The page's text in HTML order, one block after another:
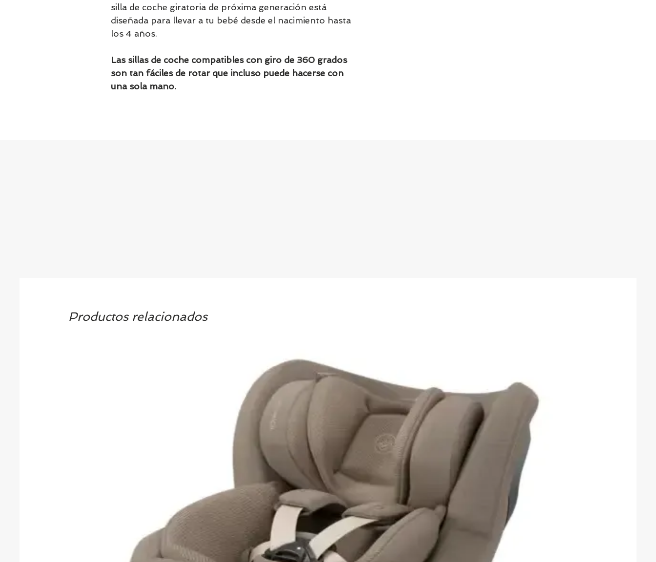
silla de coche giratoria de próxima generación está
diseñada para llevar a tu bebé desde el nacimiento hasta
los 4 años.
Las sillas de coche compatibles con giro de 360 grados
son tan fáciles de rotar que incluso puede hacerse con
una sola mano.
Productos relacionados